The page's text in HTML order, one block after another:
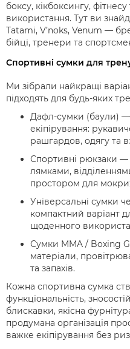
боксу, кікбоксингу,
використання. Тут ви
Tatami, V’noks, Venum —
бійці, тренери та
Спортивні сумки для
Ми зібрали найкращі
підходять для будь-яких
Дафл-сумки (баули) —
екіпірування:
рашгардов, одягу та
Спортивні рюкзаки —
лямками,
простором для
Універсальні сумки
компактний варіант
щоденного
Сумки MMA / Boxing
матеріали,
та запахів.
Кожна спортивна сумка
функціональність,
блискавки, якісна
продумана організація
важке екіпірування без